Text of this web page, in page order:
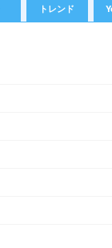
トレンド